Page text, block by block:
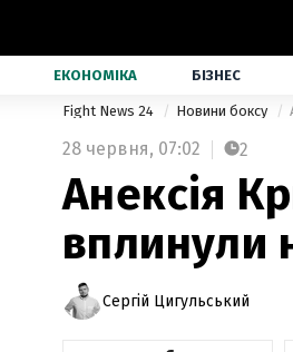
ЕКОНОМІКА БІЗНЕС
Fight News 24 Новини боксу
28 червня, 07:02 2
Анексія
вплинули
Сергій Цигульський